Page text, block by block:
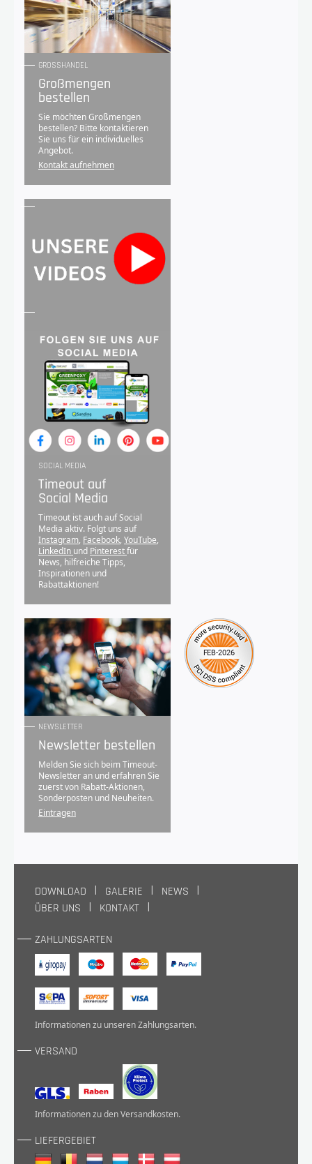
GROSSHANDEL
Großmengen
bestellen
Sie möchten Großmengen
bestellen? Bitte kontaktieren
Sie uns für ein individuelles
Angebot.
Kontakt aufnehmen
SOCIAL MEDIA
Timeout auf
Social Media
Timeout ist auch auf Social
Media aktiv. Folgt uns auf
Instagram, Facebook, YouTube,
LinkedIn und Pinterestfür
News, hilfreiche Tipps,
Inspirationen und
Rabattaktionen!
NEWSLETTER
Newsletter bestellen
Melden Sie sich beim Timeout-
Newsletter an und erfahren Sie
zuerst von Rabatt-Aktionen,
Sonderposten und Neuheiten.
Eintragen
DOWNLOAD GALERIE
NEWS
ÜBER UNS
KONTAKT
ZAHLUNGSARTEN
Informationen zu unserenZahlungsarten.
VERSAND
Informationen zu denVersandkosten.
LIEFERGEBIET